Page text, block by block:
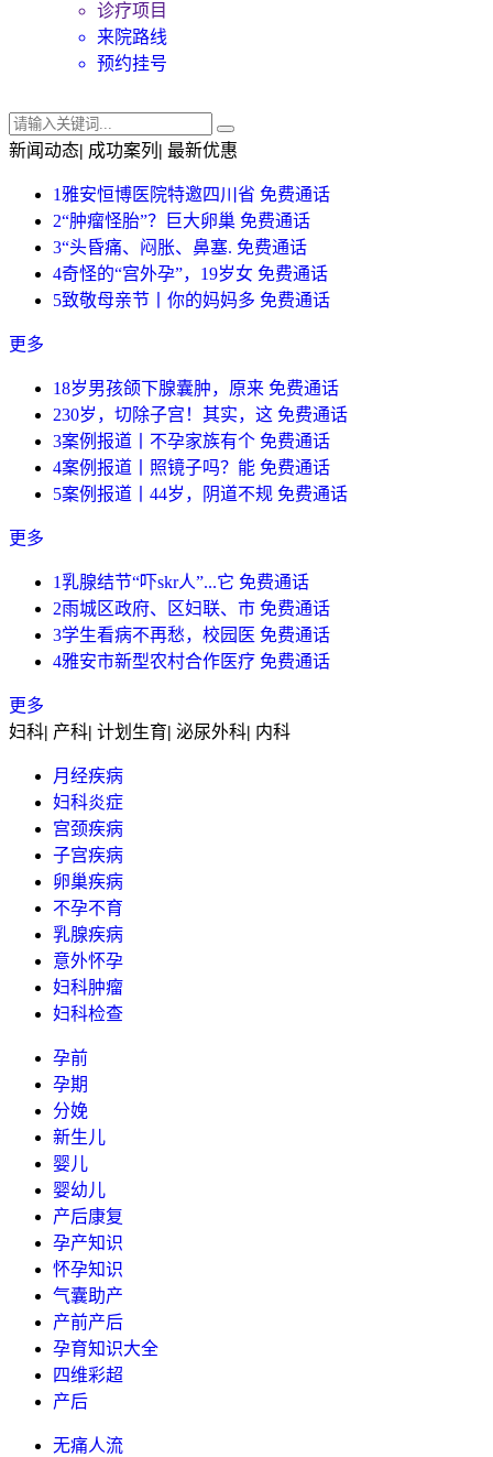
诊疗项目
来院路线
预约挂号
新闻动态| 成功案列 | 最新优惠
1 雅安恒博医院特邀四川省 免费通话
2“肿瘤怪胎”？巨大卵巢 免费通话
3“头昏痛、闷胀、鼻塞. 免费通话
4奇怪的“宫外孕”，19岁女 免费通话
5致敬母亲节丨你的妈妈多 免费通话
更多
18岁男孩颌下腺囊肿，原来 免费通话
230岁，切除子宫！其实，这 免费通话
3案例报道丨不孕家族有个 免费通话
4案例报道丨照镜子吗？能 免费通话
5案例报道丨44岁，阴道不规 免费通话
更多
1乳腺结节“吓skr人”...它 免费通话
2雨城区政府、区妇联、市 免费通话
3学生看病不再愁，校园医 免费通话
4雅安市新型农村合作医疗 免费通话
更多
妇科| 产科| 计划生育| 泌尿外科| 内科
月经疾病
妇科炎症
宫颈疾病
子宫疾病
卵巢疾病
不孕不育
乳腺疾病
意外怀孕
妇科肿瘤
妇科检查
孕前
孕期
分娩
新生儿
婴儿
婴幼儿
产后康复
孕产知识
怀孕知识
气囊助产
产前产后
孕育知识大全
四维彩超
产后
无痛人流